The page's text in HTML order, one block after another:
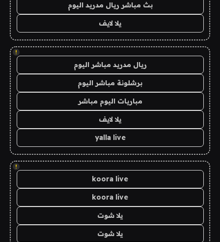
بث مباشر ريال مدريد اليوم
يلا لايف
!
ريال مدريد مباشر اليوم
برشلونة مباشر اليوم
مباريات اليوم مباشر
يلا لايف
yalla live
!
koora live
koora live
يلا شوت
يلا شوت